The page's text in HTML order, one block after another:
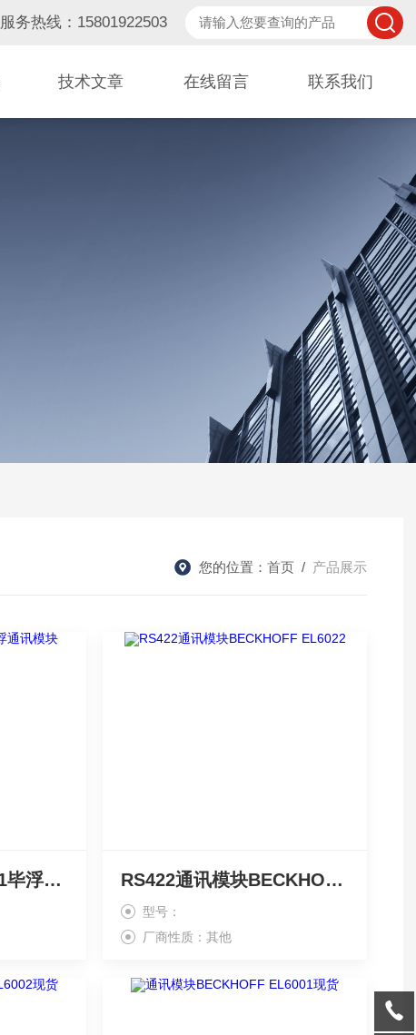
服务热线：15801922503
技术文章 在线留言 联系我们
您的位置： 首页 / 产品展示
BECKHOFF EL6201毕浮通讯模块 RS422通讯模块BECKHOFF EL6022
型号：
厂商性质：其他